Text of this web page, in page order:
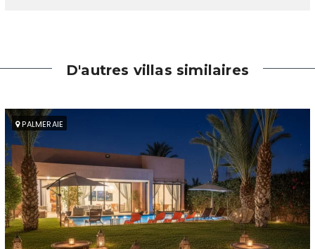
D'autres villas similaires
PALMERAIE